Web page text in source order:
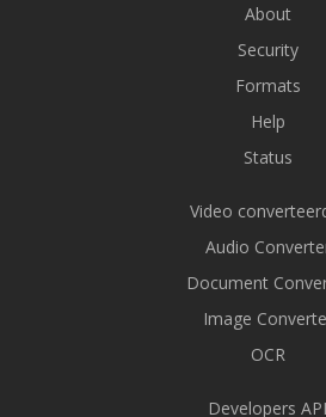
About
Security
Formats
Help
Status
Video
Audio
Document
Image
OCR
Developers API